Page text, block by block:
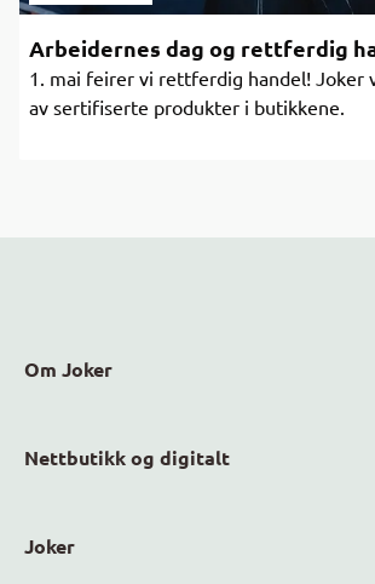
Arbeidernes dag og rettferdig
1. mai feirer vi rettferdig handel! Joker
av sertifiserte produkter i butikkene.
Om Joker
Nettbutikk og digitalt
Joker